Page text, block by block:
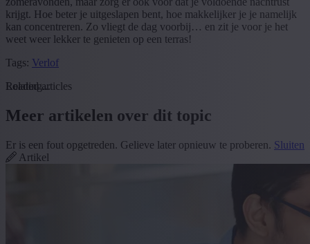
krijgt. Hoe beter je uitgeslapen bent, hoe makkelijker je je namelijk
kan concentreren. Zo vliegt de dag voorbij… en zit je voor je het
weet weer lekker te genieten op een terras!
Tags: Verlof
Loading...
Related articles
Meer artikelen over dit topic
Er is een fout opgetreden. Gelieve later opnieuw te proberen. Sluiten
Artikel